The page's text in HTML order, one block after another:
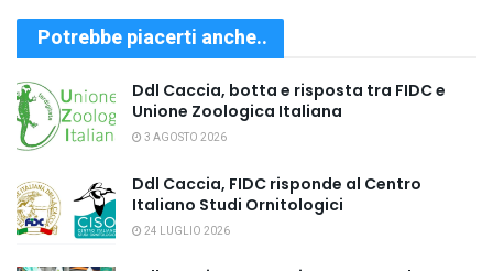
Potrebbe piacerti anche..
Ddl Caccia, botta e risposta tra FIDC e
Unione Zoologica Italiana
3 AGOSTO 2026
Ddl Caccia, FIDC risponde al Centro
Italiano Studi Ornitologici
24 LUGLIO 2026